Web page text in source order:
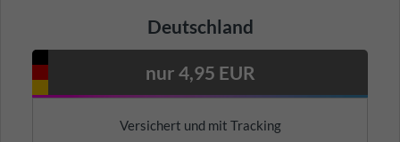
Deutschland
nur 4,95 EUR
Versichert und mit Tracking